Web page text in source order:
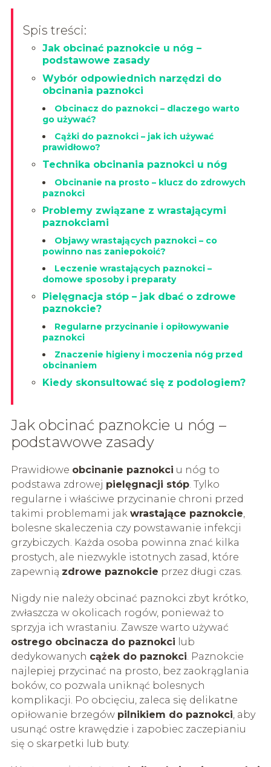
Spis treści:
Jak obcinać paznokcie u nóg –
podstawowe zasady
Wybór odpowiednich narzędzi do
obcinania paznokci
Obcinacz do paznokci – dlaczego warto
go używać?
Cążki do paznokci – jak ich używać
prawidłowo?
Technika obcinania paznokci u nóg
Obcinanie na prosto – klucz do zdrowych
paznokci
Problemy związane z wrastającymi
paznokciami
Objawy wrastających paznokci – co
powinno nas zaniepokoić?
Leczenie wrastających paznokci –
domowe sposoby i preparaty
Pielęgnacja stóp – jak dbać o zdrowe
paznokcie?
Regularne przycinanie i opiłowywanie
paznokci
Znaczenie higieny i moczenia nóg przed
obcinaniem
Kiedy skonsultować się z podologiem?
Jak obcinać paznokcie u nóg –
podstawowe zasady
Prawidłowe obcinanie paznokci u nóg to
podstawa zdrowej pielęgnacji stóp. Tylko
regularne i właściwe przycinanie chroni przed
takimi problemami jak wrastające paznokcie,
bolesne skaleczenia czy powstawanie infekcji
grzybiczych. Każda osoba powinna znać kilka
prostych, ale niezwykle istotnych zasad, które
zapewnią zdrowe paznokcie przez długi czas.
Nigdy nie należy obcinać paznokci zbyt krótko,
zwłaszcza w okolicach rogów, ponieważ to
sprzyja ich wrastaniu. Zawsze warto używać
ostrego obcinacza do paznokci lub
dedykowanych cążek do paznokci. Paznokcie
najlepiej przycinać na prosto, bez zaokrąglania
boków, co pozwala uniknąć bolesnych
komplikacji. Po obcięciu, zaleca się delikatne
opiłowanie brzegów pilnikiem do paznokci, aby
usunąć ostre krawędzie i zapobiec zaczepianiu
się o skarpetki lub buty.